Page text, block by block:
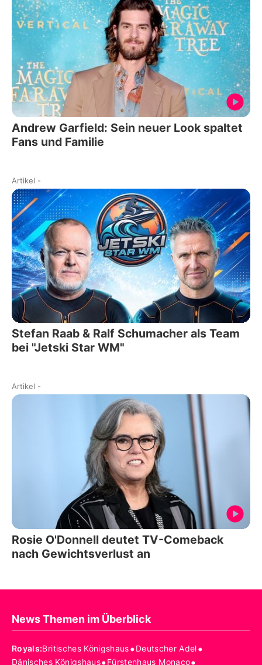
Andrew Garfield: Sein neuer Look spaltet
Fans und Familie
Artikel -
Stefan Raab & Ralf Schumacher als Team
bei "Jetski Star WM"
Artikel -
Rosie O'Donnell deutet TV-Comeback
nach Gewichtsverlust an
News Themen im Überblick
Royals:Britisches Königshaus•Deutscher Adel•
Dänisches Königshaus Fürstenhaus Monaco